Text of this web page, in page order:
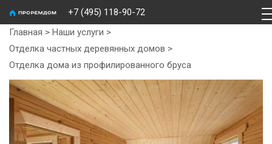
+7 (495) 118-90-72
Главная > Наши услуги >
Отделка частных деревянных домов >
Отделка дома из профилированного бруса